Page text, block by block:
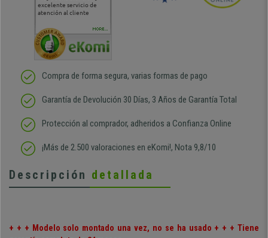
excelente servicio de
atención al cliente
cara al asesoramiento
MORE...
Compra de forma segura, varias formas de pago
Garantía de Devolución 30 Días, 3 Años de Garantía Total
Protección al comprador, adheridos a Confianza Online
¡Más de 2.500 valoraciones en eKomi!, Nota 9,8/10
Descripción detallada
+ + + Modelo solo montado una vez, no se ha usado + + + Tiene